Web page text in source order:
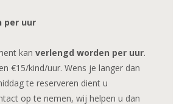
per uur
kan verlengd worden per uur.
€15/kind/uur. Wens je langer dan
te reserveren dient u
op te nemen, wij helpen u dan